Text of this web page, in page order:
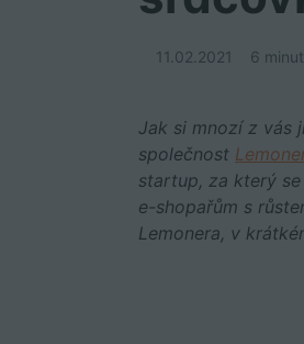
11.02.2021 6
Jak si mnozí z vás
společnost
startup, za který
e-shopařům s
Lemonera, v